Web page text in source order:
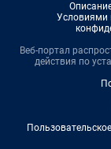
Условиями
Веб-портал
действия по